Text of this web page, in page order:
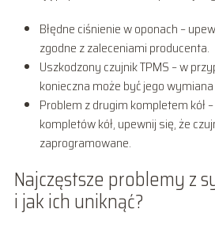
Błędne ciśnienie w oponach –
zgodne z zaleceniami producenta.
Uszkodzony czujnik TPMS – w
konieczna może być jego
Problem z drugim kompletem kół
kompletów kół, upewnij się, że
zaprogramowane.
Najczęstsze problemy z
i jak ich uniknąć?